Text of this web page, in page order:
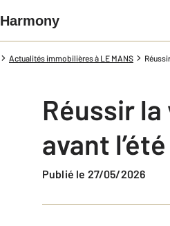
Harmony
Actualités immobilières à LE MANS
Réussir
avant l’été
Publié le 27/05/2026